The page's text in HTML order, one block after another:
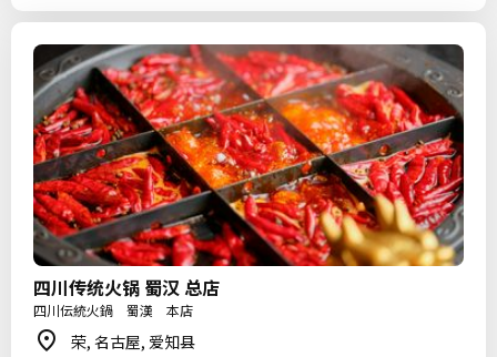
四川传统火锅 蜀汉 总店
四川伝統火鍋 蜀漢 本店
荣, 名古屋, 爱知县